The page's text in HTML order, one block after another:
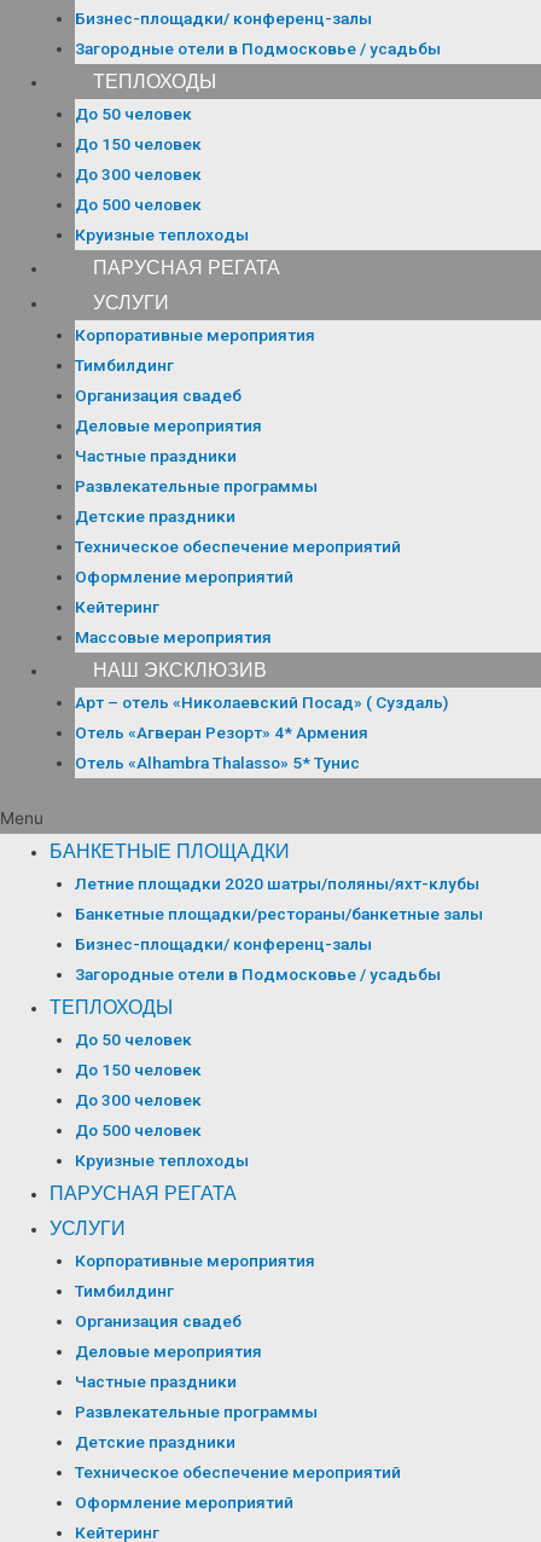
Бизнес-площадки/ конференц-залы
Загородные отели в Подмосковье / усадьбы
ТЕПЛОХОДЫ
До 50 человек
До 150 человек
До 300 человек
До 500 человек
Круизные теплоходы
ПАРУСНАЯ РЕГАТА
УСЛУГИ
Корпоративные мероприятия
Тимбилдинг
Организация свадеб
Деловые мероприятия
Частные праздники
Развлекательные программы
Детские праздники
Техническое обеспечение мероприятий
Оформление мероприятий
Кейтеринг
Массовые мероприятия
НАШ ЭКСКЛЮЗИВ
Арт – отель «Николаевский Посад» ( Суздаль)
Отель «Агверан Резорт» 4* Армения
Отель «Alhambra Thalasso» 5* Тунис
Menu
БАНКЕТНЫЕ ПЛОЩАДКИ
Летние площадки 2020 шатры/поляны/яхт-клубы
Банкетные площадки/рестораны/банкетные залы
Бизнес-площадки/ конференц-залы
Загородные отели в Подмосковье / усадьбы
ТЕПЛОХОДЫ
До 50 человек
До 150 человек
До 300 человек
До 500 человек
Круизные теплоходы
ПАРУСНАЯ РЕГАТА
УСЛУГИ
Корпоративные мероприятия
Тимбилдинг
Организация свадеб
Деловые мероприятия
Частные праздники
Развлекательные программы
Детские праздники
Техническое обеспечение мероприятий
Оформление мероприятий
Кейтеринг